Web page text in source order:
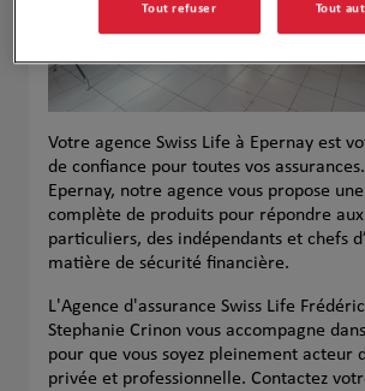
Votre agence Swiss Life à Epernay est
de confiance pour toutes vos
Epernay, notre agence vous propose
complète de produits pour répondre aux
particuliers, des indépendants et chefs
matière de sécurité financière.
L'Agence d'assurance Swiss Life
Stephanie Crinon vous accompagne
pour que vous soyez pleinement acteur
privée et professionnelle. Contactez
Tout refuser Tout